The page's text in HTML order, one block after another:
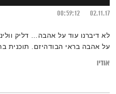
02.11.17
00:59:12
לא דיברנו עוד על אהבה… דליק
על אהבה בראי הבודהיזם. תוכנית
אודיו